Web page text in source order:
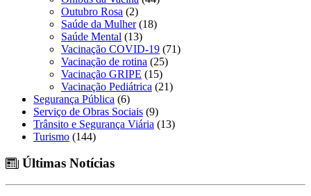
Outubro Rosa (2)
Saúde da Mulher(18)
Saúde Mental (13)
Vacinação COVID-19 (71)
Vacinação de rotina (25)
Vacinação GRIPE (15)
Vacinação Pediátrica (21)
Segurança Pública (6)
Serviço de Obras Sociais (9)
Trânsito e Segurança Viária (13)
Turismo (144)
Últimas Notícias